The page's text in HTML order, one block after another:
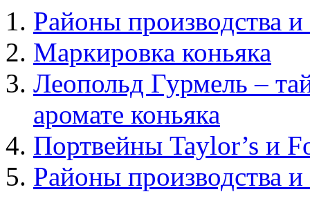
Районы производства
Маркировка коньяка
Леопольд Гурмель –
аромате коньяка
Портвейны Taylor’s и
Районы производства